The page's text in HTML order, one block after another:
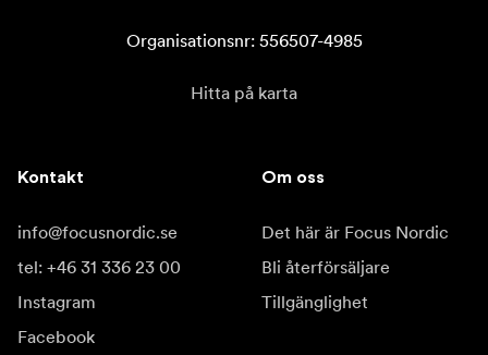
Organisationsnr: 556507-4985
Hitta på karta
Kontakt
info@focusnordic.se
tel: +46 31 336 23 00
Instagram
Facebook
Om oss
Det här är Focus Nordic
Bli återförsäljare
Tillgänglighet